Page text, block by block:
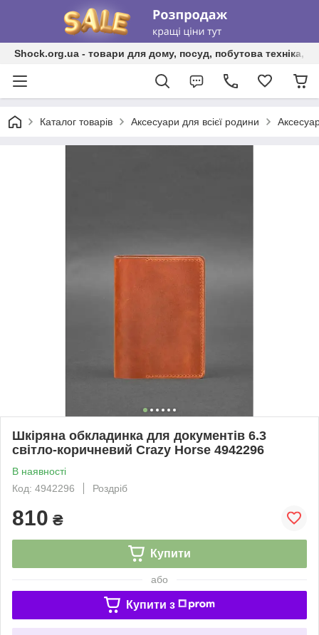
Shock.org.ua - товари для дому, посуд, побутова техніка,
Каталог товарів Аксесуари для всієї родини
Шкіряна обкладинка для документів 6.3
світло-коричневий Crazy Horse 4942296
В наявності
Код: 4942296
Роздріб
810 ₴
Купити
або
Купити з